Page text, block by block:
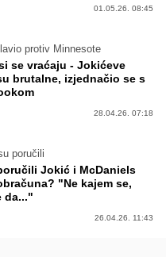
01.05.26. 08:45
protiv Minnesote
se vraćaju - Jokićeve
brutalne, izjednačio se s
28.04.26. 07:18
poručili
Jokić i McDaniels
"Ne kajem se,
da..."
26.04.26. 11:43